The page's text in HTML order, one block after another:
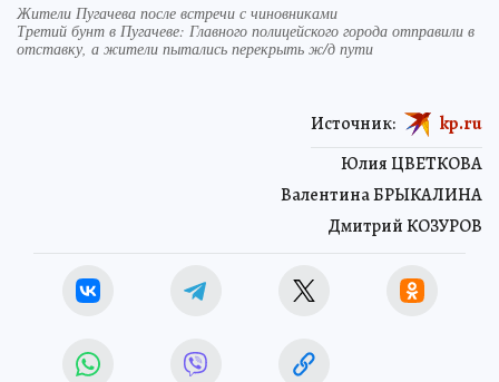
Жители Пугачева после встречи с чиновниками
Третий бунт в Пугачеве: Главного полицейского города отправили в
отставку, а жители пытались перекрыть ж/д пути
Юлия ЦВЕТКОВА
Валентина БРЫКАЛИНА
Дмитрий КОЗУРОВ
Источник: kp.ru